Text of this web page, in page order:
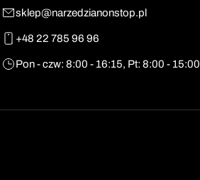
sklep@narzedzianonstop.pl
+48 22 785 96 96
Pon - czw: 8:00 - 16:15, Pt: 8:00 - 15:00